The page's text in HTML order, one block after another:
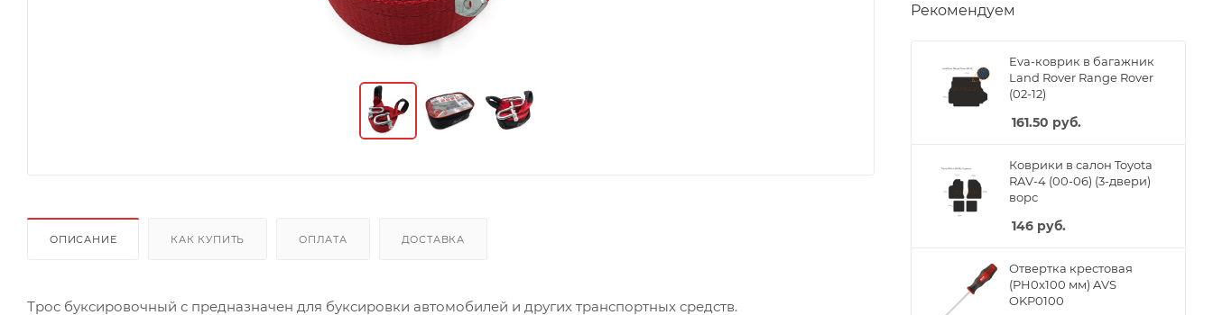
ОПИСАНИЕ КАК КУПИТЬ ОПЛАТА ДОСТАВКА
Трос буксировочный с предназначен для буксировки автомобилей и других транспортных средств.
Рекомендуем
Eva-коврик в багажник
Land Rover Range Rover
(02-12)
161.50 руб.
Коврики в салон Toyota
RAV-4 (00-06) (3-двери)
ворс
146 руб.
Отвертка крестовая
(PH0x100 мм) AVS
OKP0100